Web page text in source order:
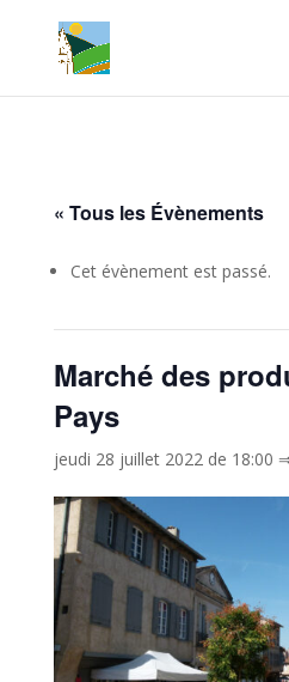
« Tous les Évènements
Cet évènement est passé.
Marché des
Pays
jeudi 28 juillet 2022 de 18:00